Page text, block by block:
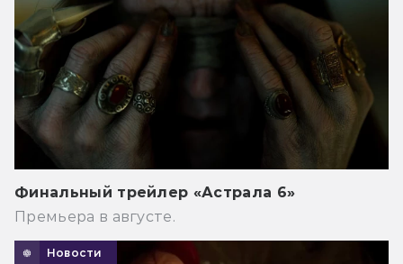
Финальный трейлер «Астрала 6»
Премьера в августе.
Новости